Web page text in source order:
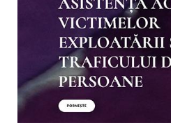
êtres
humains
Europe